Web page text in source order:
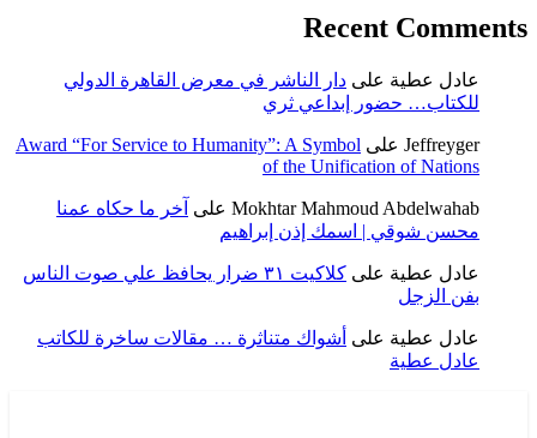
Recent Comments
عادل عطية على دار الناشر في معرض القاهرة الدولي
للكتاب… حضور إبداعي ثري
Jeffreyger على Award “For Service to Humanity”: A Symbol
of the Unification of Nations
Mokhtar Mahmoud Abdelwahab على آخر ما حكاه عمنا
محسن شوقي | اسمك إذن إبراهيم
عادل عطية على
كلاكيت ٣١ ضرار يحافظ علي صوت الناس
بفن الزجل
عادل عطية على أشواك متناثرة … مقالات ساخرة للكاتب
عادل عطية